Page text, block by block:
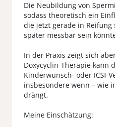
Die Neubildung von
sodass theoretisch ein
die jetzt gerade in Reifung
später messbar sein
In der Praxis zeigt sich
Doxycyclin-Therapie kann
Kinderwunsch- oder ICSI-
insbesondere wenn – wie
drängt.
Meine Einschätzung: